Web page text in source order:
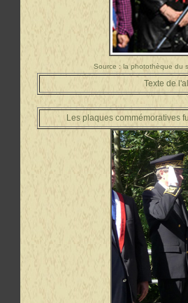
Source : la photothèque du
Texte de l'allocution de
Les plaques commémoratives